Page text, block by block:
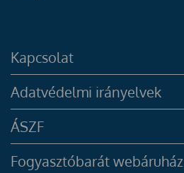
Kapcsolat
Adatvédelmi irányelvek
ÁSZF
Fogyasztóbarát webáruház